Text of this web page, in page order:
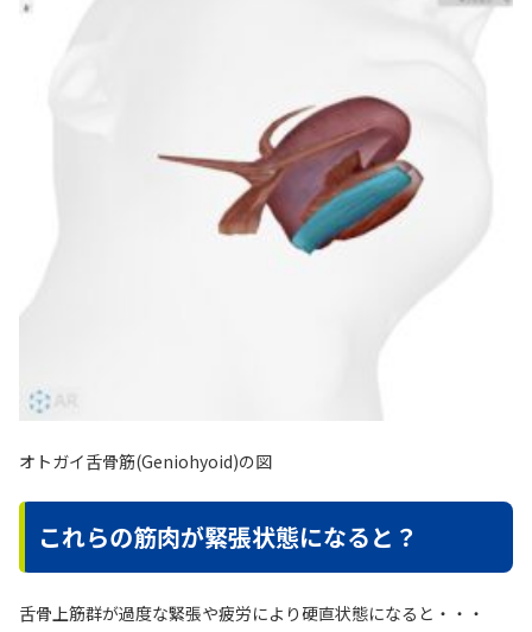
オトガイ舌骨筋(Geniohyoid)の図
これらの筋肉が緊張状態になると？
舌骨上筋群が過度な緊張や疲労により硬直状態になると・・・